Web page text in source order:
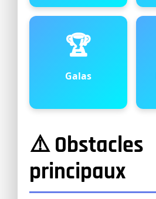
🏆
Galas
⚠️ Obstacles
principaux